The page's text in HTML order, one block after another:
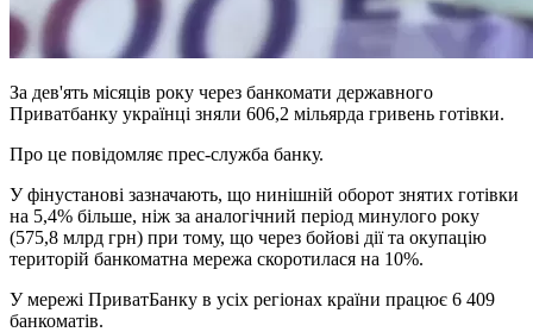
За дев'ять місяців року через банкомати державного
Приватбанку українці зняли 606,2 мільярда гривень готівки.
Про це повідомляє прес-служба банку.
У фінустанові зазначають, що нинішній оборот знятих готівки
на 5,4% більше, ніж за аналогічний період минулого року
(575,8 млрд грн) при тому, що через бойові дії та окупацію
територій банкоматна мережа скоротилася на 10%.
У мережі ПриватБанку в усіх регіонах країни працює 6 409
банкоматів.